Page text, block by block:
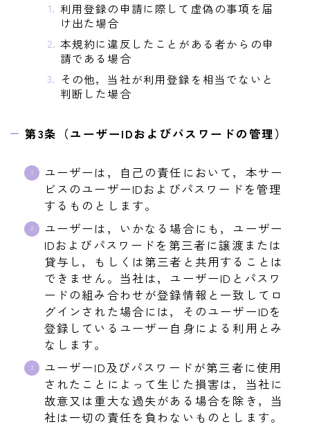
利用登録の申請に際して虚偽の事項を届
け出た場合
本規約に違反したことがある者からの申
請である場合
その他，当社が利用登録を相当でないと
判断した場合
第3条（ユーザーIDおよびパスワードの管理）
ユーザーは，自己の責任において，本サー
ビスのユーザーIDおよびパスワードを管理
するものとします。
ユーザーは，いかなる場合にも，ユーザー
IDおよびパスワードを第三者に譲渡または
貸与し，もしくは第三者と共用することは
できません。当社は，ユーザーIDとパスワ
ードの組み合わせが登録情報と一致してロ
グインされた場合には，そのユーザーIDを
登録しているユーザー自身による利用とみ
なします。
ユーザーID及びパスワードが第三者に使用
されたことによって生じた損害は，当社に
故意又は重大な過失がある場合を除き，当
社は一切の責任を負わないものとします。